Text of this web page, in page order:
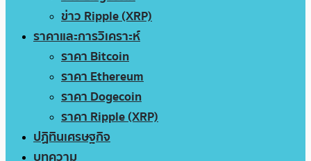
ข่าว Ripple (XRP)
ราคาและการวิเคราะห์
ราคา Bitcoin
ราคา Ethereum
ราคา Dogecoin
ราคา Ripple (XRP)
ปฏิทินเศรษฐกิจ